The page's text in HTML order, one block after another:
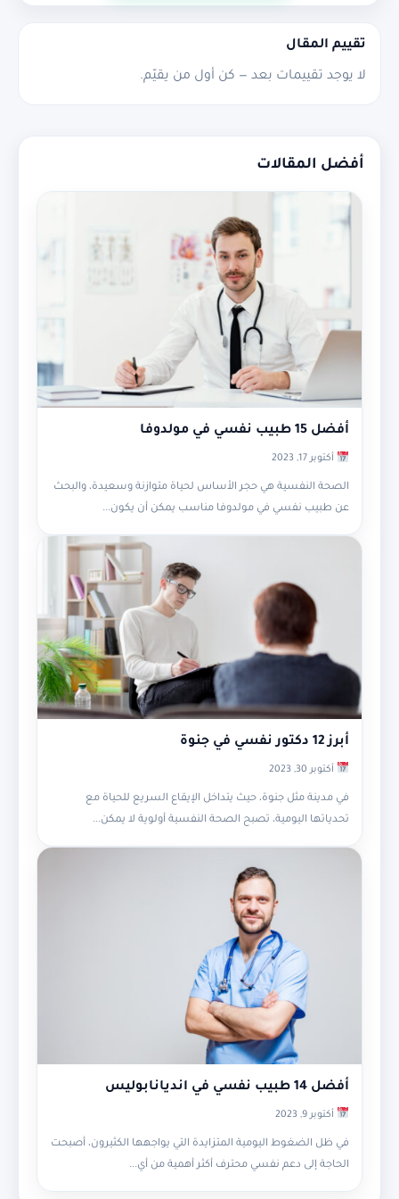
تقييم المقال
لا يوجد تقييمات بعد — كن أول من يقيّم.
أفضل المقالات
أفضل 15 طبيب نفسي في مولدوفا
أكتوبر 17, 2023
الصحة النفسية هي حجر الأساس لحياة متوازنة وسعيدة، والبحث
عن طبيب نفسي في مولدوفا مناسب يمكن أن يكون...
أبرز 12 دكتور نفسي في جنوة
أكتوبر 30, 2023
في مدينة مثل جنوة، حيث يتداخل الإيقاع السريع للحياة مع
تحدياتها اليومية، تصبح الصحة النفسية أولوية لا يمكن...
أفضل 14 طبيب نفسي في انديانابوليس
أكتوبر 9, 2023
في ظل الضغوط اليومية المتزايدة التي يواجهها الكثيرون، أصبحت
الحاجة إلى دعم نفسي محترف أكثر أهمية من أي...